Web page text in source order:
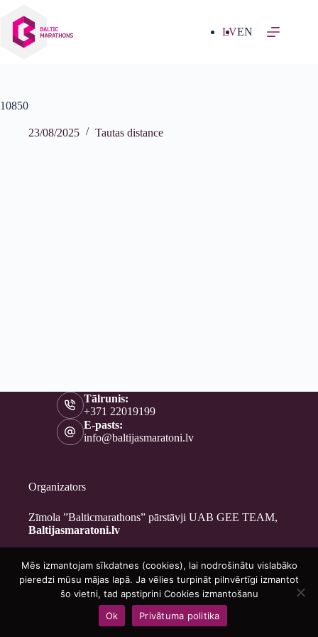
saturu
LVEN
10850
23/08/2025 Tautas distance
Tālrunis:
+371 22019199
E-pasts:
info@baltijasmaratoni.lv
Organizators
Zīmola ”Balticmarathons” pārstāvji UAB GEE TEAM,
Baltijasmaratoni.lv
Kontakti
Par mums
Brīvprātīgajiem
Privātuma politika
Copyright © 2026 - Baltijasmaratoni.lv
Mēs izmantojam sīkdatnes (cookies), lai nodrošinātu vislabāko
pieredzi mūsu mājas lapā. Ja vēlies turpināt pilnvērtīgi izmantot
šo vietni, tad apstiprini Cookies izmantošanu
Ok
Privātuma politika